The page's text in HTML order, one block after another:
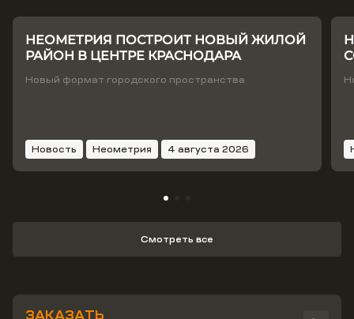
Новость Неометрия 4 августа 2026
НЕОМЕТРИЯ ПОСТРОИТ НОВЫЙ ЖИЛОЙ
РАЙОН В ЦЕНТРЕ КРАСНОДАРА
Новый формат городского пространства
Смотреть все
ЗАКАЗАТЬ